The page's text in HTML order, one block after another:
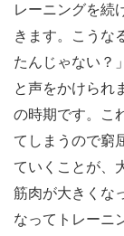
レーニングを続
きます。こうな
たんじゃない？
と声をかけられ
の時期です。こ
てしまうので窮
ていくことが、
筋肉が大きくな
なってトレーニ